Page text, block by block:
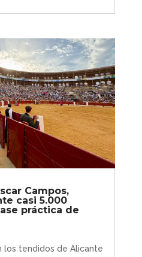
Campos,
casi 5.000
práctica de
los tendidos de Alicante